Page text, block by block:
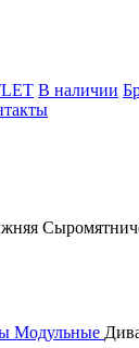
В наличии
Модульные